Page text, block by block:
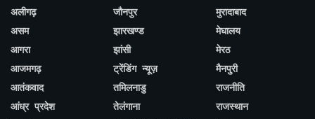
अलीगढ़
असम
आगरा
आजमगढ़
आतंकवाद
आंध्र प्रदेश
जौनपुर
झारखण्ड
झांसी
ट्रेंडिंग न्यूज़
तमिलनाडु
तेलंगाना
मुरादाबाद
मेघालय
मेरठ
मैनपुरी
राजनीति
राजस्थान